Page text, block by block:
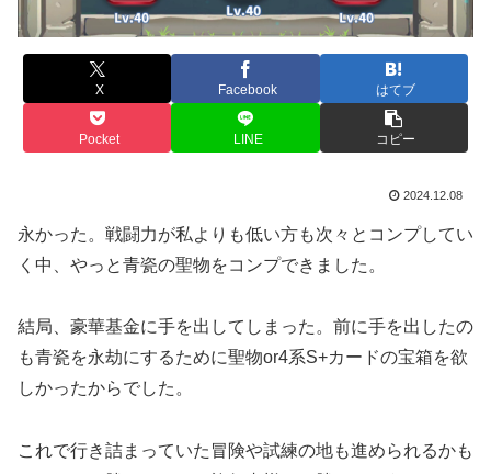
X Facebook はてブ
Pocket LINE コピー
2024.12.08
永かった。戦闘力が私よりも低い方も次々とコンプしてい
く中、やっと青瓷の聖物をコンプできました。
結局、豪華基金に手を出してしまった。前に手を出したの
も青瓷を永劫にするために聖物or4系S+カードの宝箱を欲
しかったからでした。
これで行き詰まっていた冒険や試練の地も進められるかも